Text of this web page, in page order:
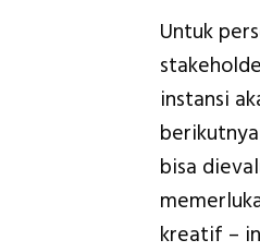
Untuk
instansi
bisa
kreatif –